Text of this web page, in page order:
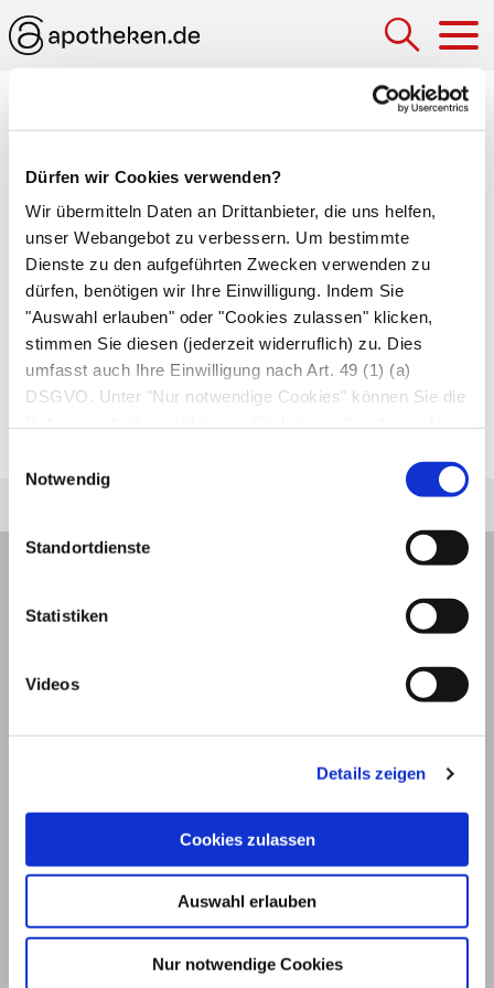
Dürfen wir Cookies verwenden?
Wir übermitteln Daten an Drittanbieter, die uns helfen,
unser Webangebot zu verbessern. Um bestimmte
Dienste zu den aufgeführten Zwecken verwenden zu
dürfen, benötigen wir Ihre Einwilligung. Indem Sie
"Auswahl erlauben" oder "Cookies zulassen" klicken,
stimmen Sie diesen (jederzeit widerruflich) zu. Dies
umfasst auch Ihre Einwilligung nach Art. 49 (1) (a)
DSGVO. Unter "Nur notwendige Cookies" können Sie die
Notwendig
Standortdienste
Statistiken
Videos
Details zeigen
Cookies zulassen
Auswahl erlauben
Nur notwendige Cookies
Thalamus (Thalamus opticus,
Sehhügel)
Mehrere imZwischenhirnangesiedelte
Zusammenballungen aus Nervenzellkörpern, die
eintreffende Informationen filtern, sammeln und
anGroßhirnrinde ,Kleinhirn,Rückenmarkund
limbisches Systemweiterleiten. Zum Thalamus
gehören dieAssoziationskerne, die SC-Kerne
und diespezifischen Relaiskerne.
© 2026
Impressum und Nutzungsbedingungen